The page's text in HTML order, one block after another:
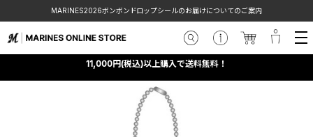
MARINES2026ボンボンドロップシールのお届けについてのご案内
11,000円(税込)以上購入で送料無料！